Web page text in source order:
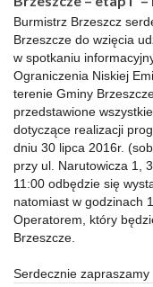
Burmistrz Brzeszcz
Brzeszcze do wzięcia
w spotkaniu
Ograniczenia Niskiej
terenie Gminy
przedstawione
dotyczące realizacji
dniu 30 lipca 2016r.
przy ul. Narutowicza 1,
11:00 odbędzie się
natomiast w godzinach
Operatorem, który
Brzeszcze.
Serdecznie zapraszamy